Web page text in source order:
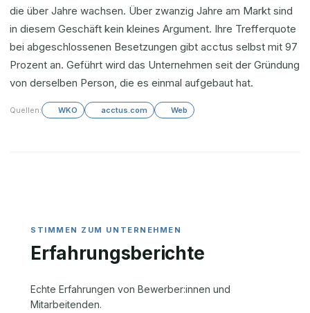
die über Jahre wachsen. Über zwanzig Jahre am Markt sind
in diesem Geschäft kein kleines Argument. Ihre Trefferquote
bei abgeschlossenen Besetzungen gibt acctus selbst mit 97
Prozent an. Geführt wird das Unternehmen seit der Gründung
von derselben Person, die es einmal aufgebaut hat.
Quellen: WKO acctus.com Web
Erfahrungsberichte
Echte Erfahrungen von Bewerber:innen und
Mitarbeitenden.